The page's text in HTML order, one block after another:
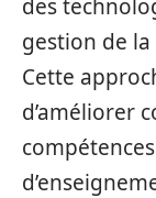
des
gestion de la
Cette
d’améliorer